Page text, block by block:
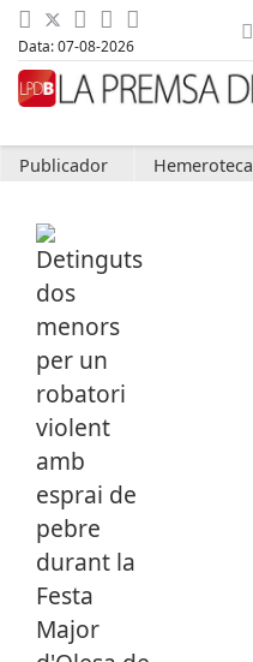
Data: 07-08-2026
Publicador Hemeroteca